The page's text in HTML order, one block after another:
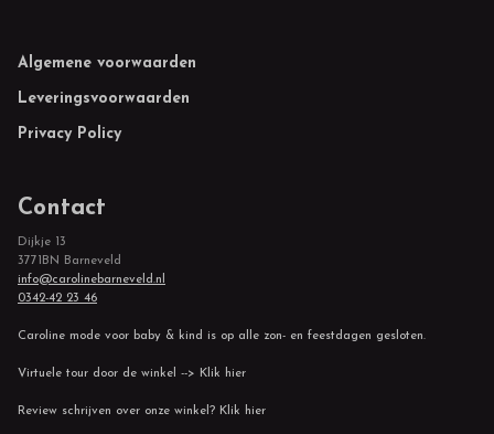
Footer
Algemene voorwaarden
Leveringsvoorwaarden
Privacy Policy
Contact
Dijkje 13
3771BN Barneveld
info@carolinebarneveld.nl
0342-42 23 46
Caroline mode voor baby & kind is op alle zon- en feestdagen gesloten.
Virtuele tour door de winkel --> Klik hier
Review schrijven over onze winkel? Klik hier